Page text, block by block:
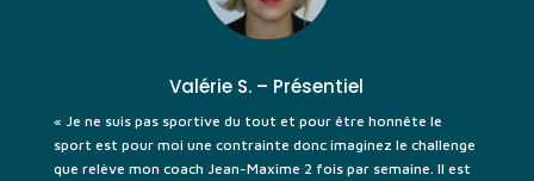
Valérie S. – Présentiel
« Je ne suis pas sportive du tout et pour être honnête le
sport est pour moi une contrainte donc imaginez le challenge
que relève mon coach Jean-Maxime 2 fois par semaine. Il est